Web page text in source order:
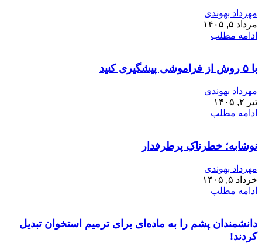
مهرداد بهوندی
مرداد ۵, ۱۴۰۵
ادامه مطلب
با ۵ روش از فراموشی پیشگیری کنید
مهرداد بهوندی
تیر ۲, ۱۴۰۵
ادامه مطلب
نوشابه؛ خطرناکِ پرطرفدار
مهرداد بهوندی
خرداد ۵, ۱۴۰۵
ادامه مطلب
دانشمندان پشم را به ماده‌ای برای ترمیم استخوان تبدیل
کردند!